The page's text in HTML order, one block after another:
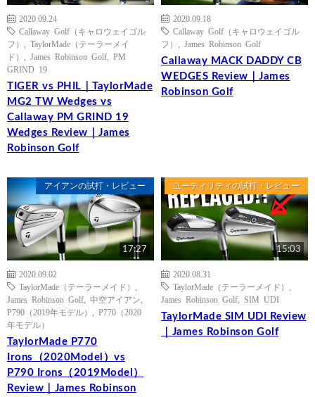
2020.09.24
Callaway Golf（キャロウェイゴル
フ）
TaylorMade（テーラーメイ
ド）
James Robinson Golf
PM
GRIND 19
TIGER vs PHIL｜TaylorMade
MG2 TW Wedges vs
Callaway PM GRIND 19
Wedges Review｜James
Robinson Golf
2020.09.18
Callaway Golf（キャロウェイゴル
フ）
James Robinson Golf
Callaway MACK DADDY CB
WEDGES Review｜James
Robinson Golf
アイアンの試打・レビュー
17:27
2020.09.02
TaylorMade（テーラーメイド）
James Robinson Golf
中空アイアン
P790（2019年モデル）
P770（2020
年モデル）
TaylorMade P770
Irons（2020Model）vs
P790 Irons（2019Model）
Review｜James Robinson
ユーティリティの試打・レビュー
15:03
2020.08.31
TaylorMade（テーラーメイド）
James Robinson Golf
SIM UDI
TaylorMade SIM UDI Review
｜James Robinson Golf